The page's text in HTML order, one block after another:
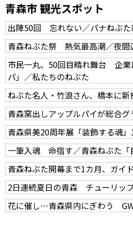
青森市 観光スポット
出陣50回 忘れない／パナねぶ
青森ねぶた祭 熱気最高潮／夜間
市民一丸、50回目晴れ舞台 企業
パ」／私たちのねぶた
ねぶた名人・竹浪さん、橋本に新
青森窯出しアップルパイが総合グ
青森県美20周年展「装飾する魂
一筆入魂 命宿す／青森ねぶた「
青森ねぶた開幕まで1カ月、ガイ
2日連続夏日の青森 チューリッ
花に催し…青森県内にぎわう